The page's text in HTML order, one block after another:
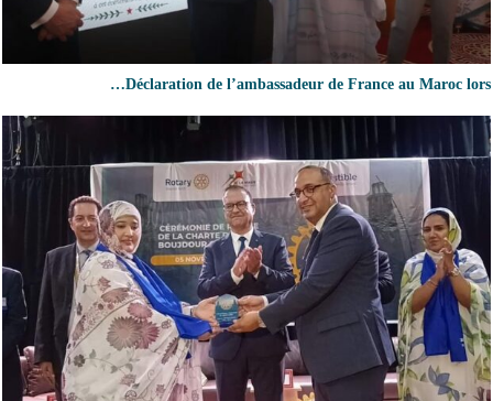
Déclaration de l’ambassadeur de France au Maroc lors…